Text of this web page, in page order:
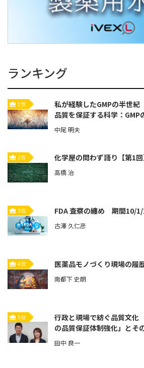
ランキング
1位
私が経験したGMPの半世紀
品質を保証する科学：GMP
中尾 明夫
2位 化学屋の問わず語り【第1回
高橋 治
3位 FDA 査察の纏め 期間10/
古澤 久仁彦
4位 医薬品モノづくり現場の履
南都下 史朗
5位
行政と現場で紡ぐ品質文
の品質保証体制強化」とそ
田中 良一